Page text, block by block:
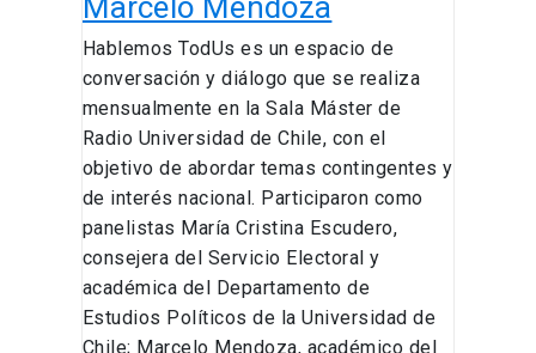
Marcelo Mendoza
Hablemos TodUs es un espacio de
conversación y diálogo que se realiza
mensualmente en la Sala Máster de
Radio Universidad de Chile, con el
objetivo de abordar temas contingentes y
de interés nacional. Participaron como
panelistas María Cristina Escudero,
consejera del Servicio Electoral y
académica del Departamento de
Estudios Políticos de la Universidad de
Chile; Marcelo Mendoza, académico del